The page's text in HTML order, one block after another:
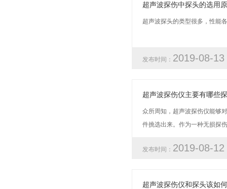
超声波探伤中探头的选用
超声波探头的类型很多，性能
发布时间： 2019-08-13
超声波探伤仪主要有哪些
众所周知，超声波探伤仪能够
件挑选出来。作为一种无损探
发布时间： 2019-08-12
超声波探伤仪和探头该如